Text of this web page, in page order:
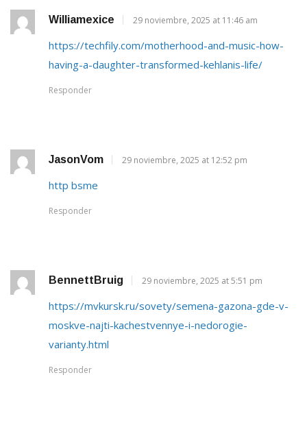
Williamexice 29 noviembre, 2025 at 11:46 am
https://techfily.com/motherhood-and-music-how-
having-a-daughter-transformed-kehlanis-life/
Responder
JasonVom 29 noviembre, 2025 at 12:52 pm
http bsme
Responder
BennettBruig 29 noviembre, 2025 at 5:51 pm
https://mvkursk.ru/sovety/semena-gazona-gde-v-
moskve-najti-kachestvennye-i-nedorogie-
varianty.html
Responder